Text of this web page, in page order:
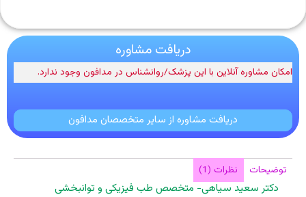
دریافت مشاوره
امکان مشاوره آنلاین با این پزشک/روانشناس در مدافون وجود ندارد.
دریافت مشاوره از سایر متخصصان مدافون
توضیحات نظرات (1)
دکتر سعید سیاهی- متخصص طب فیزیکی و توانبخشی